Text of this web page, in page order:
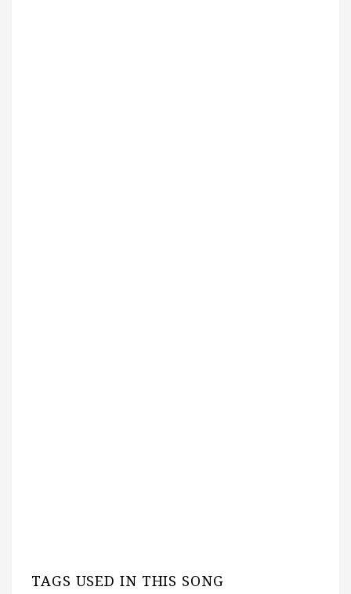
TAGS USED IN THIS SONG